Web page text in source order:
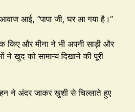
आई, “पापा जी, घर आ गया है।”
और मीना ने भी अपनी साड़ी और
ने खुद को सामान्य दिखाने की पूरी
ने अंदर जाकर खुशी से चिल्लाते हुए